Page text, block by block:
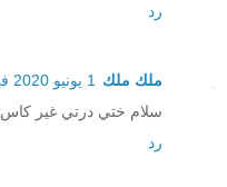
رد
ملك ملك
1 يونيو 2020 في 1:07 ص
سلام ختي درتي غير كاس
رد